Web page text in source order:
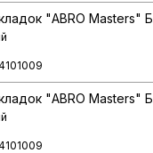
"ABRO Masters"
"ABRO Masters"